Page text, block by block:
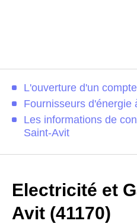
L'ouverture d'un
Fournisseurs d'énergie
Les informations de
Saint-Avit
Electricité et
Avit (41170)